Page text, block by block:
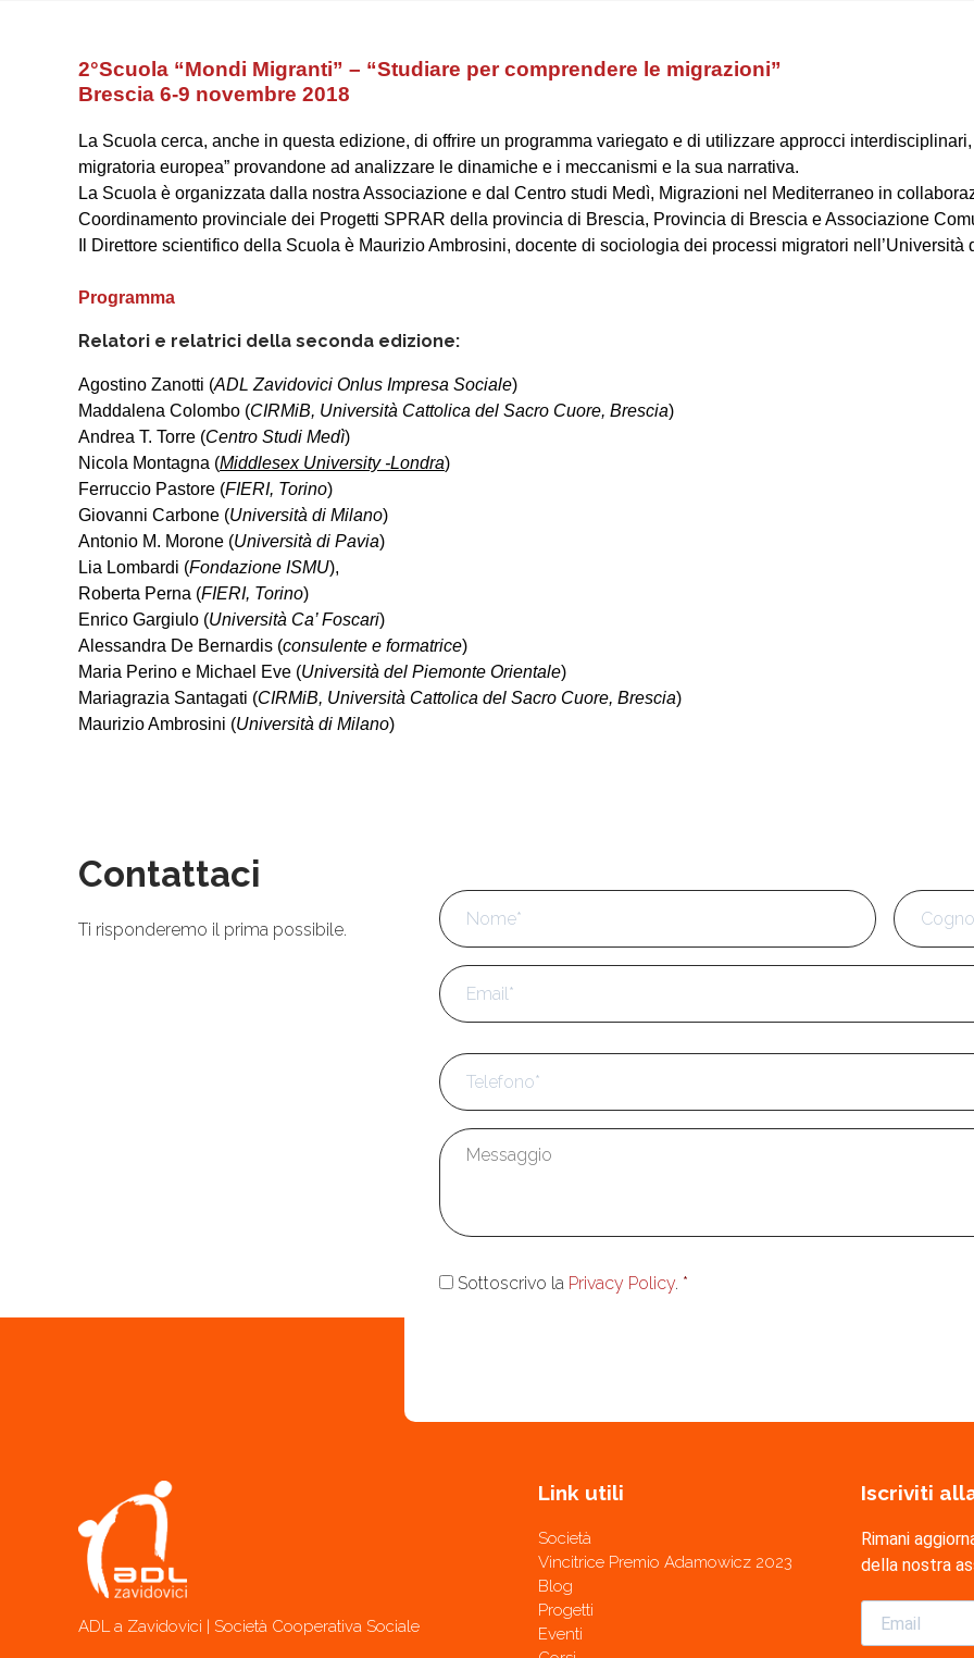
2°Scuola “Mondi Migranti” – “Studiare per comprendere le migrazioni”
Brescia 6-9 novembre 2018
La Scuola cerca, anche in questa edizione, di offrire un programma variegato e di utilizzare approcci
migratoria europea” provandone ad analizzare le dinamiche e i meccanismi e la sua narrativa.
La Scuola è organizzata dalla nostra Associazione e dal Centro studi Medì, Migrazioni nel Mediterraneo in
Coordinamento provinciale dei Progetti SPRAR della provincia di Brescia, Provincia di Brescia e Associazione
Il Direttore scientifico della Scuola è Maurizio Ambrosini, docente di sociologia dei processi migratori
Programma
Relatori e relatrici della seconda edizione:
Agostino Zanotti (ADL Zavidovici Onlus Impresa Sociale)
Maddalena Colombo (CIRMiB, Università Cattolica del Sacro Cuore, Brescia)
Andrea T. Torre (Centro Studi Medì)
Nicola Montagna (Middlesex University -Londra)
Ferruccio Pastore (FIERI, Torino)
Giovanni Carbone (Università di Milano)
Antonio M. Morone (Università di Pavia)
Lia Lombardi (Fondazione ISMU),
Roberta Perna (FIERI, Torino)
Enrico Gargiulo (Università Ca’ Foscari)
Alessandra De Bernardis (consulente e formatrice)
Maria Perino e Michael Eve (Università del Piemonte Orientale)
Mariagrazia Santagati (CIRMiB, Università Cattolica del Sacro Cuore, Brescia)
Maurizio Ambrosini (Università di Milano)
Contattaci
Ti risponderemo il prima possibile.
Nome * Nome
Email
Telefono *
Messaggio
Consenso
Sottoscrivo la Privacy Policy. *
ADL a Zavidovici | Società Cooperativa Sociale
Link utili
Società
Vincitrice Premio Adamowicz 2023
Blog
Progetti
Eventi
Iscriviti
Rimani
della nostra